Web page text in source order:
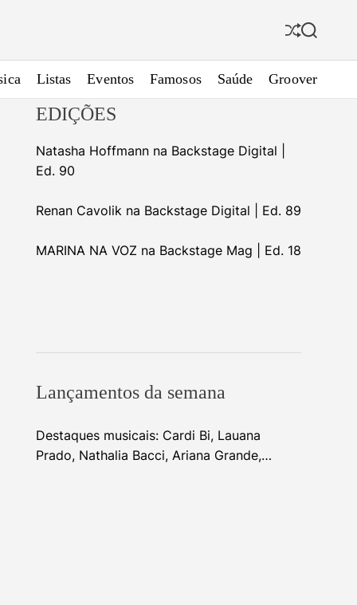
S
f
f
S
r
c
Listas Eventos Famosos Saúde Groover
EDIÇÕES
Natasha Hoffmann na Backstage Digital |
Ed. 90
Renan Cavolik na Backstage Digital | Ed. 89
MARINA NA VOZ na Backstage Mag | Ed. 18
Lançamentos da semana
Destaques musicais: Cardi Bi, Lauana
Prado, Nathalia Bacci, Ariana Grande,